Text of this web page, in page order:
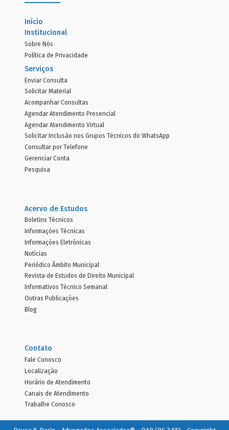
Início
Institucional
Sobre Nós
Política de Privacidade
Serviços
Enviar Consulta
Solicitar Material
Acompanhar Consultas
Agendar Atendimento Presencial
Agendar Atendimento Virtual
Solicitar Inclusão nos Grupos Técnicos do WhatsApp
Consultar por Telefone
Gerenciar Conta
Pesquisa
Acervo de Estudos
Boletins Técnicos
Informações Técnicas
Informações Eletrônicas
Notícias
Periódico Âmbito Municipal
Revista de Estudos de Direito Municipal
Informativos Técnico Semanal
Outras Publicações
Blog
Contato
Fale Conosco
Localização
Horário de Atendimento
Canais de Atendimento
Trabalhe Conosco